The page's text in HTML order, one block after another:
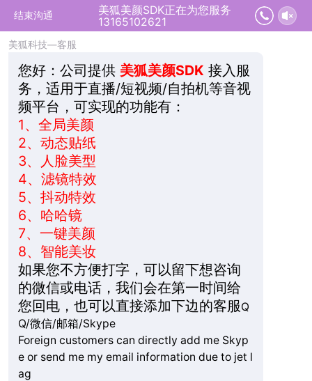
结束沟通
美狐美颜SDK正在为您服务
13165102621
2026-08-09 12:32:06 开始沟通
美狐科技—客服
您好： 公司提供 美狐美颜SDK 接入服
务，适用于直播/短视频/自拍机等音视
频平台，可实现的功能有：
1、 全局美颜
2、 动态贴纸
3、
人脸美型
4、 滤镜特效
5、 抖动特效
6、 哈哈镜
7、 一键美颜
8、 智能美妆
如果您不方便打字，可以留下想咨询
的微信或电话，我们会在第一时间给
您回电，也可以直接添加下边的客服Q
Q/微信/邮箱/Skype
Foreign customers can directly add me Skyp
e or send me my email information due to jet l
ag